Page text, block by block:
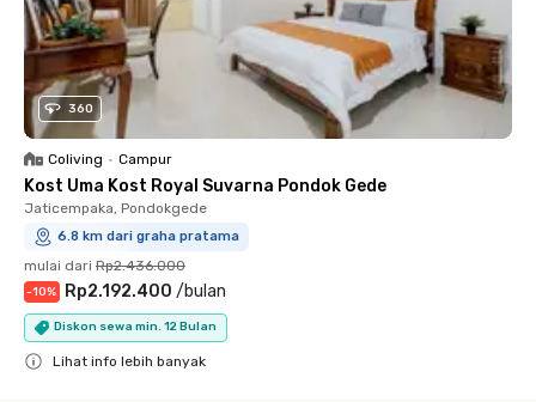
360
Coliving • Campur
Kost Uma Kost Royal Suvarna Pondok Gede
Jaticempaka, Pondokgede
6.8 km dari graha pratama
mulai dari Rp2.436.000
-10% Rp2.192.400 /bulan
Diskon sewa min. 12 Bulan
Lihat info lebih banyak